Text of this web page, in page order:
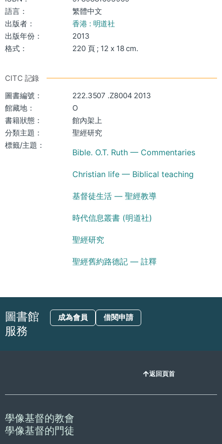
語言：
繁體中文
出版者：
香港 : 明道社
出版年份：
2013
格式：
220 頁 ; 12 x 18 cm.
CITC 記錄
圖書編號：
222.3507 .Z8004 2013
館藏地：
O
書籍狀態：
館內架上
分類主題：
聖經研究
標籤/主題：
Bible. O.T. Ruth — Commentaries
Christian life — Biblical teaching
基督徒生活 — 聖經教導
時代信息叢書 (明道社)
聖經研究
聖經舊約路德記 — 註釋
圖書館
服務
成為會員 借閱申請
返回頁首
學像基督的教會
學像基督的門徒